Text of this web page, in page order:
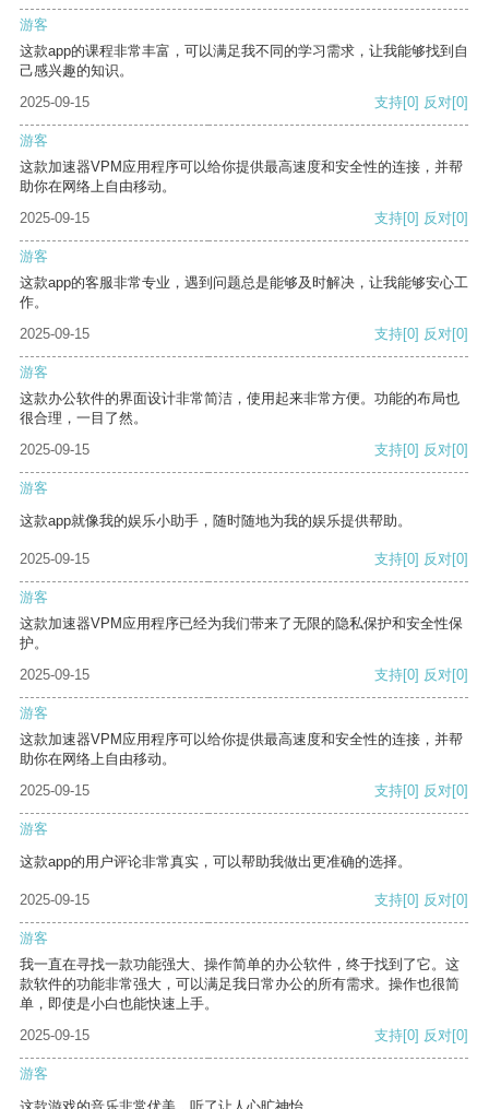
游客
这款app的课程非常丰富，可以满足我不同的学习需求，让我能够找到自
己感兴趣的知识。
2025-09-15
支持[0] 反对[0]
游客
这款加速器VPM应用程序可以给你提供最高速度和安全性的连接，并帮
助你在网络上自由移动。
2025-09-15
支持[0] 反对[0]
游客
这款app的客服非常专业，遇到问题总是能够及时解决，让我能够安心工
作。
2025-09-15
支持[0] 反对[0]
游客
这款办公软件的界面设计非常简洁，使用起来非常方便。功能的布局也
很合理，一目了然。
2025-09-15
支持[0] 反对[0]
游客
这款app就像我的娱乐小助手，随时随地为我的娱乐提供帮助。
2025-09-15 支持[0] 反对[0]
游客
这款加速器VPM应用程序已经为我们带来了无限的隐私保护和安全性保
护。
2025-09-15
支持[0] 反对[0]
游客
这款加速器VPM应用程序可以给你提供最高速度和安全性的连接，并帮
助你在网络上自由移动。
2025-09-15
支持[0] 反对[0]
游客
这款app的用户评论非常真实，可以帮助我做出更准确的选择。
2025-09-15 支持[0] 反对[0]
游客
我一直在寻找一款功能强大、操作简单的办公软件，终于找到了它。这
款软件的功能非常强大，可以满足我日常办公的所有需求。操作也很简
单，即使是小白也能快速上手。
2025-09-15
支持[0] 反对[0]
游客